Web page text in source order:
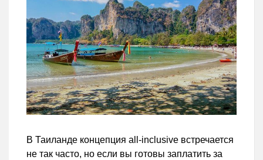
В Таиланде концепция all-inclusive встречается
не так часто, но если вы готовы заплатить за